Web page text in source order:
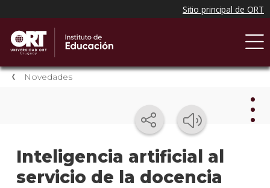
Novedades
Inteligencia artificial al
servicio de la docencia